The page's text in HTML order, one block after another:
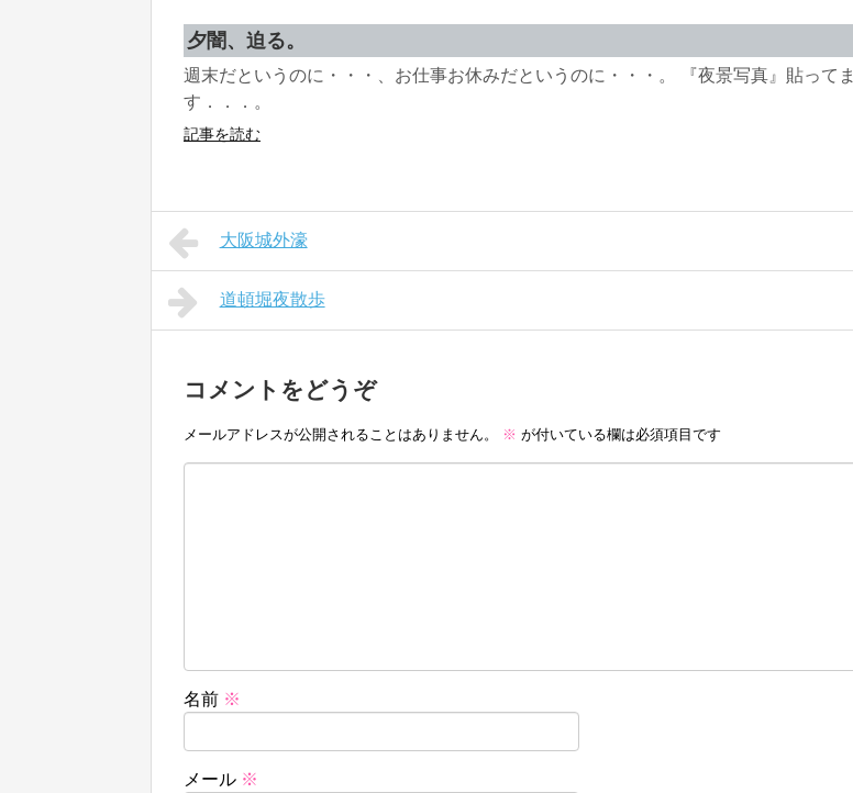
夕闇、迫る。
週末だというのに・・・、お仕事お休みだというのに・・・。 『夜景写真』貼ってま
す．．．。
記事を読む
大阪城外濠
道頓堀夜散歩
コメントをどうぞ
メールアドレスが公開されることはありません。 ※ が付いている欄は必須項目です
名前 ※
メール ※